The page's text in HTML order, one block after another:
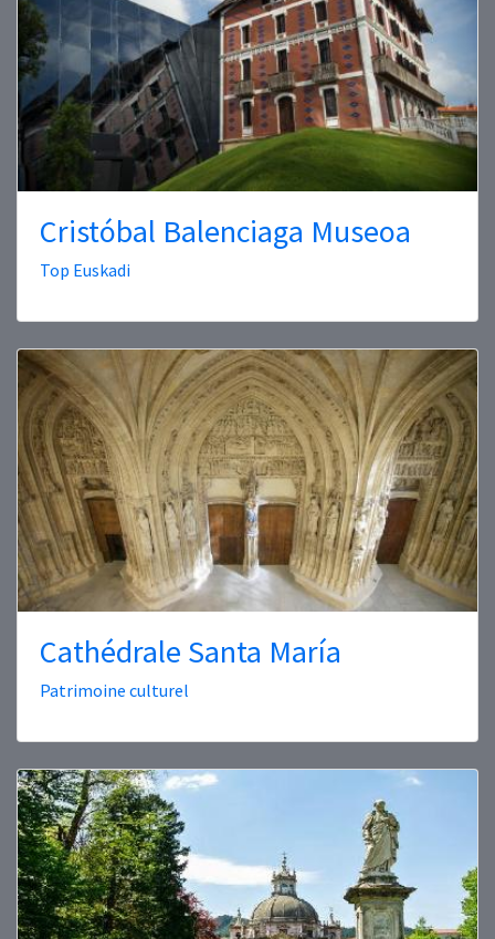
Cristóbal Balenciaga Museoa
Top Euskadi
Cathédrale Santa María
Patrimoine culturel